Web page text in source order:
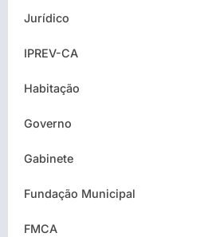
Jurídico
IPREV-CA
Habitação
Governo
Gabinete
Fundação Municipal
FMCA